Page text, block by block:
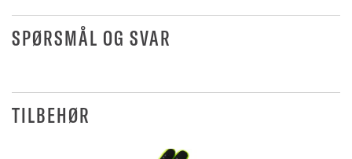
SPØRSMÅL OG SVAR
TILBEHØR